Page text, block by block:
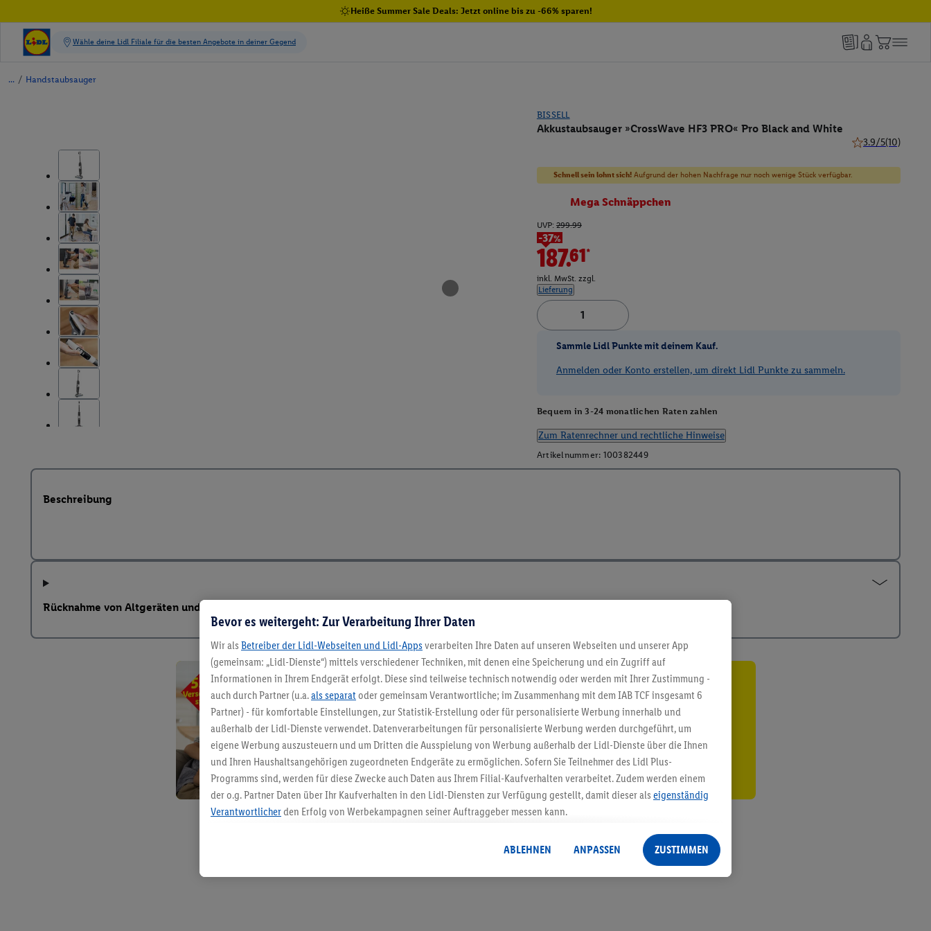
Heiße Summer Sale Deals: Jetzt online bis zu -66% sparen!
/ Handstaubsauger
BISSELL
Akkustaubsauger »CrossWave HF3 PRO« Pro Black and White
3.9/5(10)
Schnell sein lohnt sich!Aufgrund der hohen Nachfrage nur noch wenige Stück verfügbar.
Mega Schnäppchen
UVP: 299.99
-37%
187.61*
inkl. MwSt. zzgl.
Lieferung
Sammle Lidl Punkte mit deinem Kauf.
Anmelden oder Konto erstellen, um direkt Lidl Punkte zu sammeln.
Bequem in 3-24 monatlichen Raten zahlen
Zum Ratenrechner und rechtliche Hinweise
Artikelnummer: 100382449
Beschreibung
Rücknahme von Altgeräten und weitere Hinweise nach ElektroG und BattVO-BattDG
5.95 € Versand sparen³²ᵃ
Jetzt zum Newsletter anmelden
Gutschein sichern!
Bevor es weitergeht: Zur Verarbeitung Ihrer Daten
Wir als Betreiber der Lidl-Webseiten und Lidl-Apps verarbeiten Ihre Daten auf unseren Webseiten und unserer App
(gemeinsam: „Lidl-Dienste“) mittels verschiedener Techniken, mit denen eine Speicherung und ein Zugriff auf
Informationen in Ihrem Endgerät erfolgt. Diese sind teilweise technisch notwendig oder werden mit Ihrer Zustimmung -
auch durch Partner (u.a.als separat oder gemeinsam Verantwortliche; im Zusammenhang mit dem IAB TCF insgesamt 6
Partner) - für komfortable Einstellungen, zur Statistik-Erstellung oder für personalisierte Werbung innerhalb und
außerhalb der Lidl-Dienste verwendet. Datenverarbeitungen für personalisierte Werbung werden durchgeführt, um
eigene Werbung auszusteuern und um Dritten die Ausspielung von Werbung außerhalb der Lidl-Dienste über die Ihnen
und Ihren Haushaltsangehörigen zugeordneten Endgeräte zu ermöglichen. Sofern Sie Teilnehmer des Lidl Plus-
Programms sind, werden für diese Zwecke auch Daten aus Ihrem Filial-Kaufverhalten verarbeitet. Zudem werden einem
der o.g. Partner Daten über Ihr Kaufverhalten in den Lidl-Diensten zur Verfügung gestellt, damit dieser als eigenständig
Verantwortlicherden Erfolg von Werbekampagnen seiner Auftraggeber messen kann.
angereicherten Profilen. Dies umfasst die Zusammenführung von Daten (z.B. über Ihre Nutzung der Lidl-Dienste, Ihr
Kaufverhalten in den Lidl-Diensten, Informationen aus Ihrem Kundenkonto - z.B. Alter oder Geschlecht - sowie Ihre
genauen Standortdaten) auch über verschiedene Endgeräte und Lidl-Dienste hinweg einschließlich dem Speichern von
ABLEHNEN ANPASSEN ZUSTIMMEN